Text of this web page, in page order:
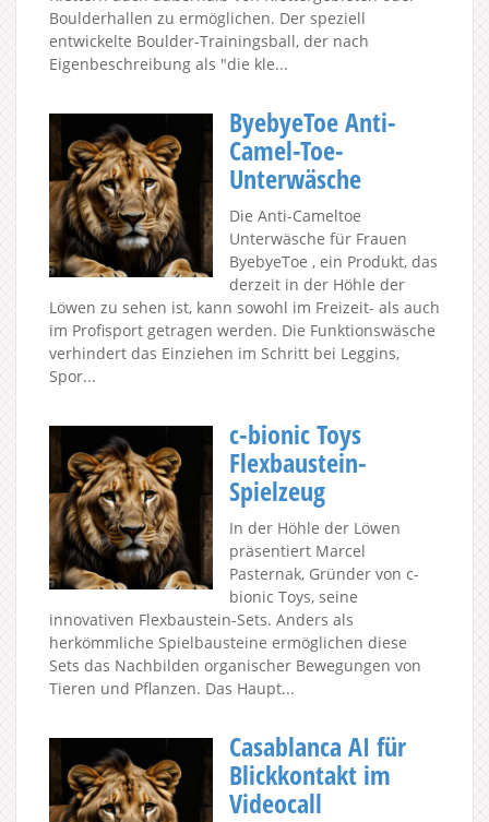
Boulderhallen zu ermöglichen. Der speziell
entwickelte Boulder-Trainingsball, der nach
Eigenbeschreibung als "die kle...
ByebyeToe Anti-
Camel-Toe-
Unterwäsche
Die Anti-Cameltoe
Unterwäsche für Frauen
ByebyeToe , ein Produkt, das
derzeit in der Höhle der
Löwen zu sehen ist, kann sowohl im Freizeit- als auch
im Profisport getragen werden. Die Funktionswäsche
verhindert das Einziehen im Schritt bei Leggins,
Spor...
c-bionic Toys
Flexbaustein-
Spielzeug
In der Höhle der Löwen
präsentiert Marcel
Pasternak, Gründer von c-
bionic Toys, seine
innovativen Flexbaustein-Sets. Anders als
herkömmliche Spielbausteine ermöglichen diese
Sets das Nachbilden organischer Bewegungen von
Tieren und Pflanzen. Das Haupt...
Casablanca AI für
Blickkontakt im
Videocall